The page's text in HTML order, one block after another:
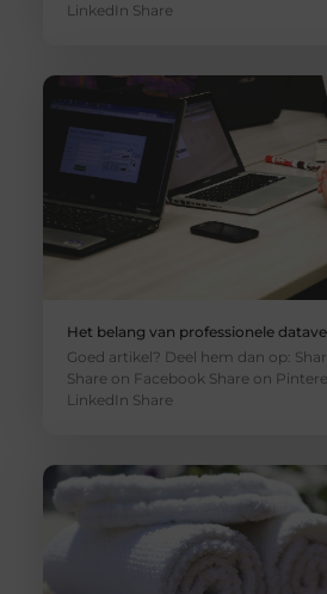
LinkedIn Share
Het belang van professionele
Goed artikel? Deel hem dan op:
Share on Facebook Share on
LinkedIn Share